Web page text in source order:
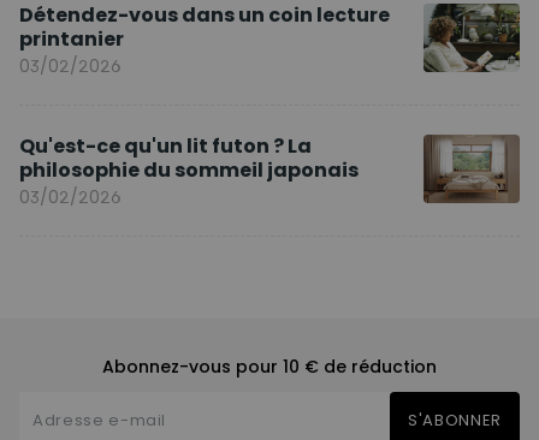
Détendez-vous dans un coin lecture
printanier
03/02/2026
Qu'est-ce qu'un lit futon ? La
philosophie du sommeil japonais
03/02/2026
Abonnez-vous pour 10 € de réduction
S'ABONNER